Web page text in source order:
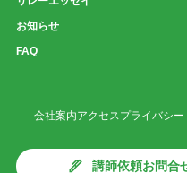
お知らせ
FAQ
会社案内アクセス プライバシ
講師依頼お問合